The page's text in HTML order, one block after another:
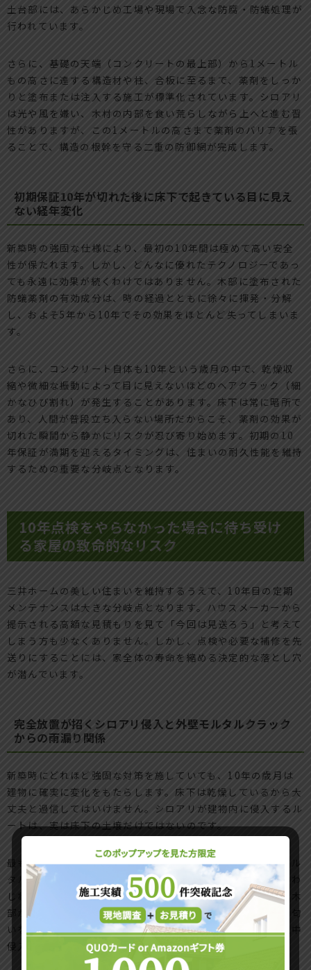
土台部には、あらかじめ工場や現場で入念な防腐・防蟻処理が
行われています。
さらに、基礎の天端（コンクリートの最上部）から1メートル
もの高さに達する構造材や柱、合板に至るまで、薬剤をしっか
りと塗布または注入する施工が標準化されています。シロアリ
は光や風を嫌い、木材の内部を食い荒らしながら上へと進む習
性がありますが、この1メートルの高さまで薬剤のバリアを張
ることで、構造の根幹を守る二重の防御網が完成します。
初期保証10年が切れた後に床下で起きている目に見え
ない経年変化
新築時の強固な仕様により、最初の10年間は極めて高い安全
性が保たれます。しかし、どんなに優れたテクノロジーであっ
ても永遠に効果が続くわけではありません。木部に塗布された
防蟻薬剤の有効成分は、時の経過とともに徐々に揮発・分解
し、およそ5年から10年でその効果をほとんど失ってしまいま
す。
さらに、コンクリート自体も10年という歳月の中で、乾燥収
縮や微細な振動によって目に見えないほどのヘアクラック（細
かなひび割れ）が発生することがあります。床下は常に暗所で
あり、人間が普段立ち入らない場所だからこそ、薬剤の効果が
切れた瞬間から静かにリスクが忍び寄り始めます。初期の10
年保証が満期を迎えるタイミングは、住まいの耐久性能を維持
するための重要な分岐点となります。
10年点検をやらなかった場合に待ち受け
る家屋の致命的なリスク
三井ホームの美しい住まいを維持するうえで、10年目の定期
メンテナンスは大きな分岐点となります。ハウスメーカーから
提示される高額な見積もりを見て「今回は見送ろう」と考えて
しまう方も少なくありません。しかし、点検や必要な補修を先
送りにすることには、家全体の寿命を縮める決定的な落とし穴
が潜んでいます。
完全放置が招くシロアリ侵入と外壁モルタルクラック
からの雨漏り関係
新築時にどれほど強固な対策を施していても、10年の歳月は
建物に確実に変化をもたらします。床下は乾燥しているから大
丈夫と過信してはいけません。シロアリが建物内に侵入するル
ートは、実は床下の土壌だけではないのです。
最も警戒すべきなのが、外壁の経年劣化によって発生するモル
タルの細かなクラック（ひび割れ）です。ここから雨水がじわ
じわと構造体内部に染み込むと、本来は乾燥しているはずの木
部が湿気を帯びてしまいます。シロアリはこの湿った木木の匂
いを敏感に察知し、外壁の隙間を這い上がって侵入する「空中
侵入」というルートを開拓します。